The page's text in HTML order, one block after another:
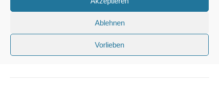
Ablehnen
Vorlieben
Stefanie